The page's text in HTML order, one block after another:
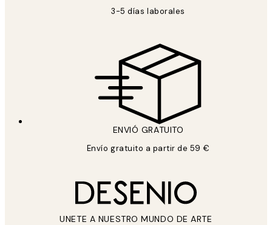
3-5 días laborales
ENVIÓ GRATUITO
Envío gratuito a partir de 59 €
UNETE A NUESTRO MUNDO DE ARTE